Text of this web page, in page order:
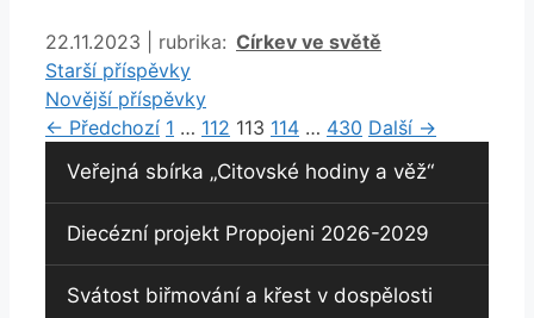
22.11.2023 rubrika: Rubriky
Církev ve světě
Starší příspěvky
Novější příspěvky
← Předchozí Stránka
1 … Stránka
112 Stránka
113 Stránka
114 … Stránka
430 Další →
Veřejná sbírka „Citovské hodiny a věž“
Diecézní projekt Propojeni 2026-2029
Svátost biřmování a křest v dospělosti